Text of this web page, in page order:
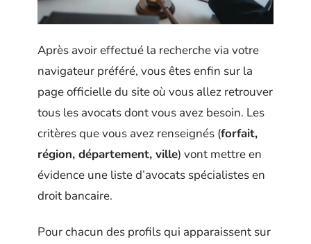
Après avoir effectué la recherche via votre
navigateur préféré, vous êtes enfin sur la
page officielle du site où vous allez retrouver
tous les avocats dont vous avez besoin. Les
critères que vous avez renseignés (forfait,
région, département, ville) vont mettre en
évidence une liste d’avocats spécialistes en
droit bancaire.
Pour chacun des profils qui apparaissent sur